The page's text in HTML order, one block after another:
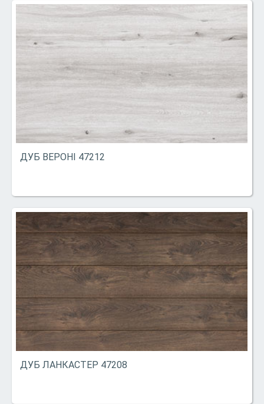
ДУБ ВЕРОНІ 47212
ДУБ ЛАНКАСТЕР 47208